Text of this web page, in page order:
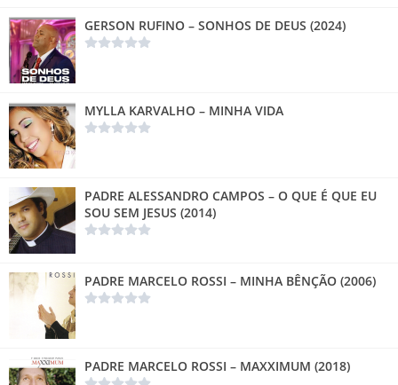
GERSON RUFINO – SONHOS DE DEUS (2024)
MYLLA KARVALHO – MINHA VIDA
PADRE ALESSANDRO CAMPOS – O QUE É QUE EU
SOU SEM JESUS (2014)
PADRE MARCELO ROSSI – MINHA BÊNÇÃO (2006)
PADRE MARCELO ROSSI – MAXXIMUM (2018)